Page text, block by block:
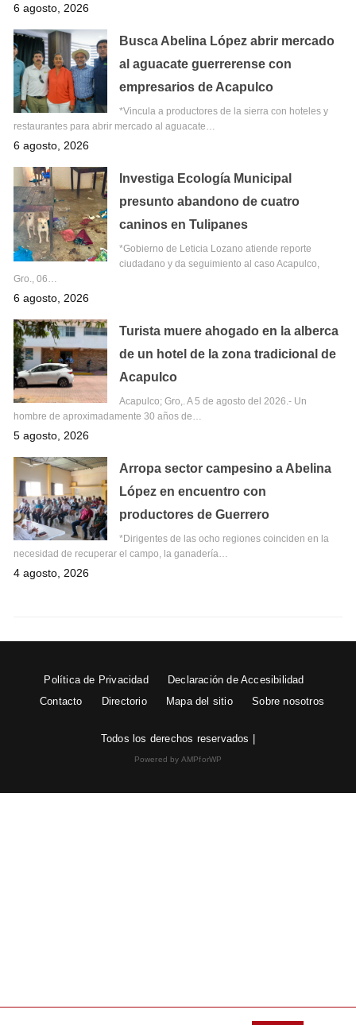
6 agosto, 2026
Busca Abelina López abrir mercado
al aguacate guerrerense con
empresarios de Acapulco
*Vincula a productores de la sierra con hoteles y
restaurantes para abrir mercado al aguacate…
6 agosto, 2026
Investiga Ecología Municipal
presunto abandono de cuatro
caninos en Tulipanes
*Gobierno de Leticia Lozano atiende reporte
ciudadano y da seguimiento al caso Acapulco,
Gro., 06…
6 agosto, 2026
Turista muere ahogado en la alberca
de un hotel de la zona tradicional de
Acapulco
Acapulco; Gro,. A 5 de agosto del 2026.- Un
hombre de aproximadamente 30 años de…
5 agosto, 2026
Arropa sector campesino a Abelina
López en encuentro con
productores de Guerrero
*Dirigentes de las ocho regiones coinciden en la
necesidad de recuperar el campo, la ganadería…
4 agosto, 2026
Política de Privacidad
Declaración de Accesibilidad
Contacto
Directorio Mapa del sitio Sobre nosotros
Todos los derechos reservados |
Powered by AMPforWP